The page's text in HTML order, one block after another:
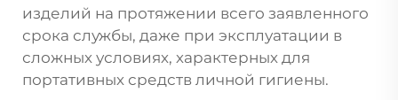
изделий на протяжении всего заявленного
срока службы, даже при эксплуатации в
сложных условиях, характерных для
портативных средств личной гигиены.